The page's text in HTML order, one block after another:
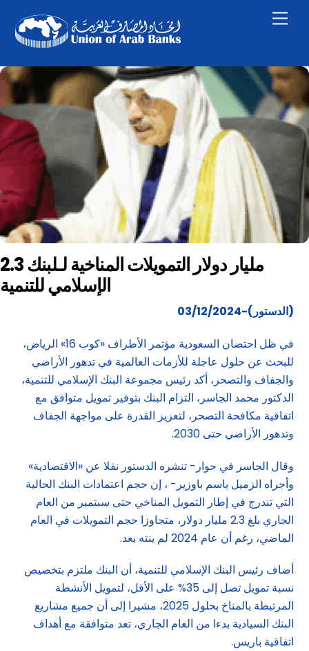
content
2.3 مليار دولار التمويلات المناخية لـلبنك
الإسلامي للتنمية
(الدستور)-03/12/2024
في ظل احتضان السعودية مؤتمر الأطراف «كوب 16» الرياض،
للبحث عن حلول عاجلة للأزمات العالمية في تدهور الأراضي
والجفاف والتصحر، أكد رئيس مجموعة البنك الإسلامي للتنمية،
الدكتور محمد الجاسر، التزام البنك بتوفير تمويل متوافق مع
اتفاقية مكافحة التصحر، لتعزيز القدرة على مواجهة الجفاف
وتدهور الأراضي حتى 2030.
وقال الجاسر في حوار- تنشره الدستور نقلا عن «الاقتصادية»
وأجراه الزميل باسم باوزير- ، إن حجم اعتمادات البنك الحالية
التي تندرج في إطار التمويل المناخي حتى سبتمبر من العام
الجاري بلغ 2.3 مليار دولار، متجاوزا حجم التمويلات في العام
الماضي، رغم أن عام 2024 لم ينته بعد.
أضاف رئيس البنك الإسلامي للتنمية، أن البنك ملتزم بتخصيص
نسبة تمويل تصل إلى 35% على الأقل، لتمويل الأنشطة
المرتبطة بالمناخ بحلول 2025، مشيرا إلى أن جميع مشاريع
البنك السيادية بدءا من العام الجاري، تعد متوافقة مع أهداف
اتفاقية باريس.